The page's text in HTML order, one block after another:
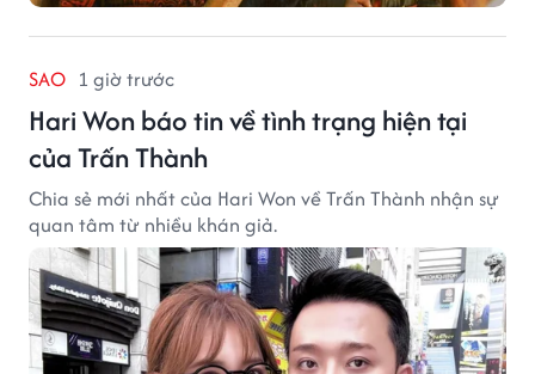
SAO 1 giờ trước
Hari Won báo tin về tình trạng hiện tại
của Trấn Thành
Chia sẻ mới nhất của Hari Won về Trấn Thành nhận sự
quan tâm từ nhiều khán giả.